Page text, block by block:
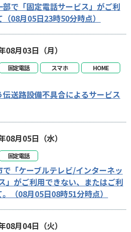
部で「固定電話サービス」がご利
08月05日23時50分時点）
08月03日（月）
固定電話 スマホ
HOME
伝送路設備不具合によるサービス
08月05日（水）
固定電話
で「ケーブルテレビ/インターネッ
」がご利用できない、またはご利
（08月05日08時51分時点）
08月04日（火）